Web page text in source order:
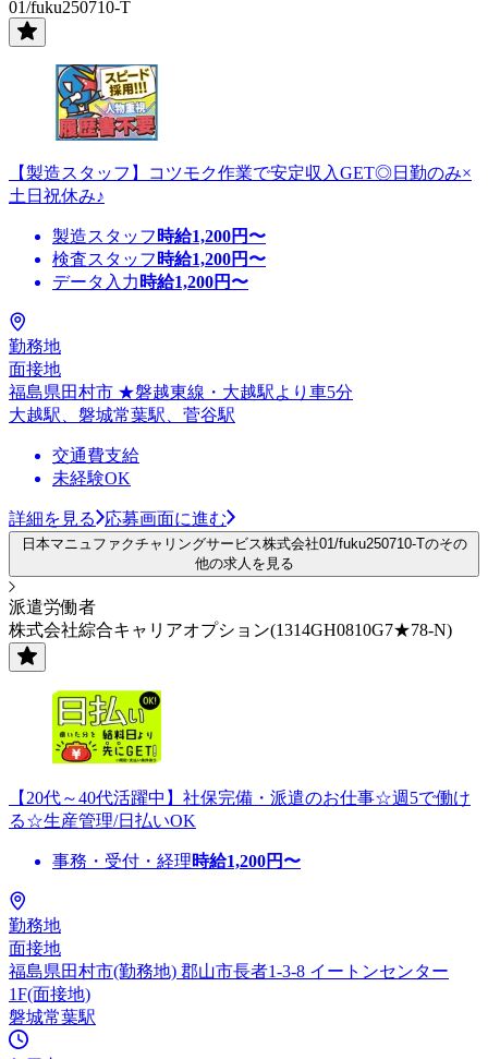
01/fuku250710-T
【製造スタッフ】コツモク作業で安定収入GET◎日勤のみ×
土日祝休み♪
製造スタッフ 時給1,200円〜
検査スタッフ 時給1,200円〜
データ入力 時給1,200円〜
勤務地
面接地
福島県田村市 ★磐越東線・大越駅より車5分
大越駅、磐城常葉駅、菅谷駅
交通費支給
未経験OK
詳細を見る 応募画面に進む
日本マニュファクチャリングサービス株式会社01/fuku250710-Tのその
他の求人を見る
派遣労働者
株式会社綜合キャリアオプション(1314GH0810G7★78-N)
【20代～40代活躍中】社保完備・派遣のお仕事☆週5で働け
る☆生産管理/日払いOK
事務・受付・経理時給1,200円〜
勤務地
面接地
福島県田村市(勤務地) 郡山市長者1-3-8 イートンセンター
1F(面接地)
磐城常葉駅